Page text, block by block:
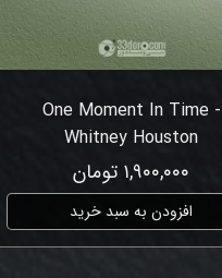
One Moment In Time -
Whitney Houston
۱,۹۰۰,۰۰۰ تومان
افزودن به سبد خرید